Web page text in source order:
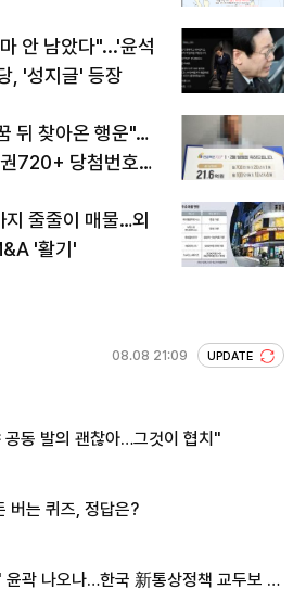
안 남았다"...'윤석
, '성지글' 등장
뒤 찾아온 행운"…
720+ 당첨번호조
지 줄줄이 매물…외
'활기'
08.08 21:09 UPDATE
동 발의 괜찮아…그것이 협치"
버는 퀴즈, 정답은?
곽 나오나…한국 新통상정책 교두보 활